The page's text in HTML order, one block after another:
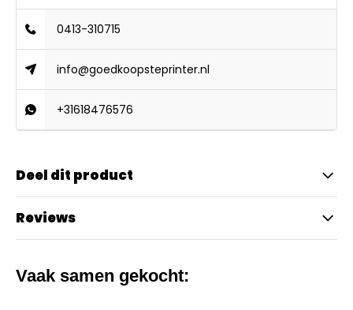
0413-310715
info@goedkoopsteprinter.nl
+31618476576
Deel dit product
Reviews
Vaak samen gekocht: